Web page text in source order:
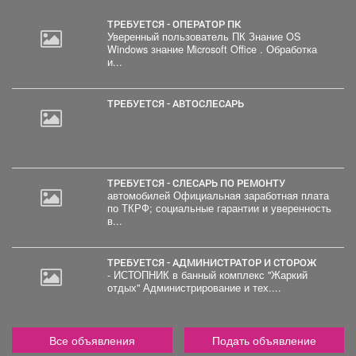
ТРЕБУЕТСЯ - ОПЕРАТОР ПК
Уверенный пользователь ПК Знание OS
Windows знание Microsoft Office . Обработка
и...
ТРЕБУЕТСЯ - АВТОСЛЕСАРЬ
ТРЕБУЕТСЯ - СЛЕСАРЬ ПО РЕМОНТУ
автомобилей Официальная заработная плата
по ТКРФ; социальные гарантии и уверенность
в...
ТРЕБУЕТСЯ - АДМИНИСТРАТОР И СТОРОЖ
- ИСТОПНИК в банный комплекс "Жаркий
отдых" Администрирование и тех....
Все объявления Подать объявление